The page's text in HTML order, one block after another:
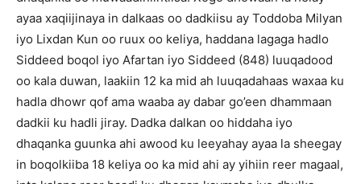
ayaa xaqiijinaya in dalkaas oo dadkiisu ay Toddoba Milyan
iyo Lixdan Kun oo ruux oo keliya, haddana lagaga hadlo
Siddeed boqol iyo Afartan iyo Siddeed (848) luuqadood
oo kala duwan, laakiin 12 ka mid ah luuqadahaas waxaa ku
hadla dhowr qof ama waaba ay dabar go’een dhammaan
dadkii ku hadli jiray. Dadka dalkan oo hiddaha iyo
dhaqanka guunka ahi awood ku leeyahay ayaa la sheegay
in boqolkiiba 18 keliya oo ka mid ahi ay yihiin reer magaal,